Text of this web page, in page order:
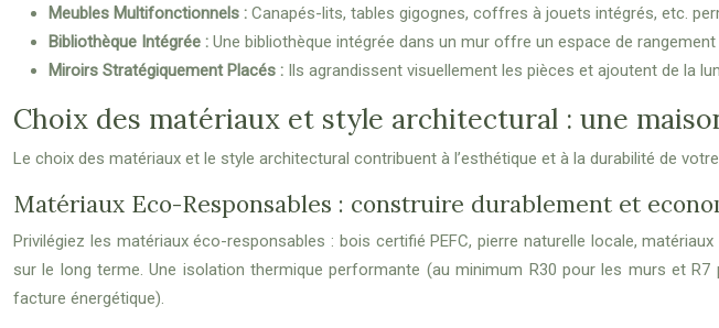
Meubles Multifonctionnels : Canapés-lits, tables gigognes, coffres à jouets intégrés, etc.
Bibliothèque Intégrée : Une bibliothèque intégrée dans un mur offre un espace de
Miroirs Stratégiquement Placés : Ils agrandissent visuellement les pièces et ajoutent de la
Choix des matériaux et style architectural : une
Le choix des matériaux et le style architectural contribuent à l’esthétique et à la durabilité de
Matériaux Eco-Responsables : construire durablement et
Privilégiez les matériaux éco-responsables : bois certifié PEFC, pierre naturelle locale,
sur le long terme. Une isolation thermique performante (au minimum R30 pour les murs et
facture énergétique).